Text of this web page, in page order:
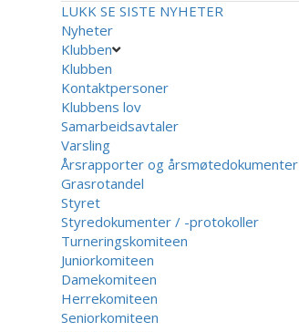
LUKK SE SISTE NYHETER
Nyheter
Klubben
Klubben
Kontaktpersoner
Klubbens lov
Samarbeidsavtaler
Varsling
Årsrapporter og årsmøtedokumenter
Grasrotandel
Styret
Styredokumenter / -protokoller
Turneringskomiteen
Juniorkomiteen
Damekomiteen
Herrekomiteen
Seniorkomiteen